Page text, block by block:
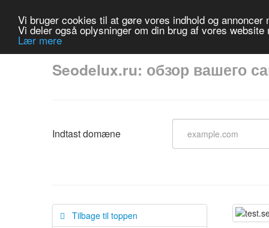
Vi bruger cookies til at gøre vores indhold og
Vi deler også oplysninger om din brug af vores
Lær mere
Seodelux.ru: обзор вашего
Indtast domæne
Tilbage til toppen